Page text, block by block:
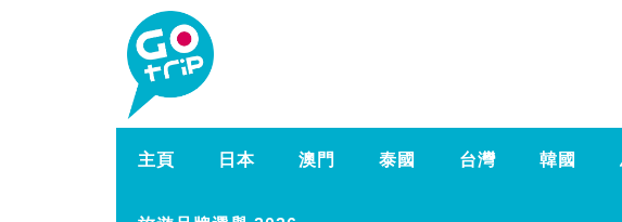
主頁 日本 澳門 泰國 台灣 韓國